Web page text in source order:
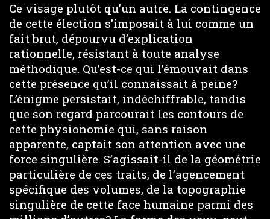
Ce visage plutôt qu’un autre. La contingence
de cette élection s’imposait à lui comme un
fait brut, dépourvu d’explication
rationnelle, résistant à toute analyse
méthodique. Qu’est-ce qui l’émouvait dans
cette présence qu’il connaissait à peine?
L’énigme persistait, indéchiffrable, tandis
que son regard parcourait les contours de
cette physionomie qui, sans raison
apparente, captait son attention avec une
force singulière. S’agissait-il de la géométrie
particulière de ces traits, de l’agencement
spécifique des volumes, de la topographie
singulière de cette face humaine parmi des